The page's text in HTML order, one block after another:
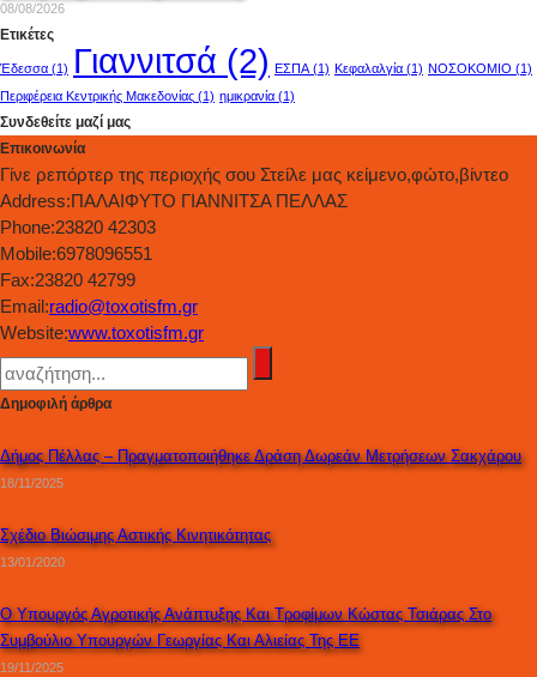
08/08/2026
Ετικέτες
Έδεσσα (1) Γιαννιτσά (2) ΕΣΠΑ (1) Κεφαλαλγία (1) ΝΟΣΟΚΟΜΙΟ (1)
Περιφέρεια Κεντρικής Μακεδονίας (1) ημικρανία (1)
Συνδεθείτε μαζί μας
Επικοινωνία
Γίνε ρεπόρτερ της περιοχής σου Στείλε μας κείμενο,φώτο,βίντεο
Address:ΠΑΛΑΙΦΥΤΟ ΓΙΑΝΝΙΤΣΑ ΠΕΛΛΑΣ
Phone:23820 42303
Mobile:6978096551
Fax:23820 42799
Email:radio@toxotisfm.gr
Website:www.toxotisfm.gr
Δημοφιλή άρθρα
Δήμος Πέλλας – Πραγματοποιήθηκε Δράση Δωρεάν Μετρήσεων Σακχάρου
18/11/2025
Σχέδιο Βιώσιμης Αστικής Κινητικότητας
13/01/2020
Ο Υπουργός Αγροτικής Ανάπτυξης Και Τροφίμων Κώστας Τσιάρας Στο
Συμβούλιο Υπουργών Γεωργίας Και Αλιείας Της ΕΕ
19/11/2025